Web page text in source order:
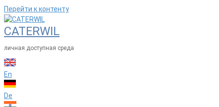
Перейти к контенту
CATERWIL
личная доступная среда
En
De